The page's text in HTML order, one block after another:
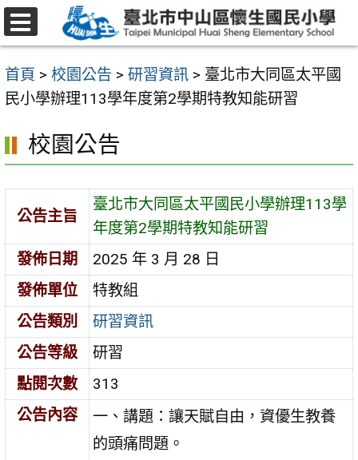
跳
至
要
內
區
首頁 > 校園公告 > 研習資訊 > 臺北市大同區太平國
民小學辦理113學年度第2學期特教知能研習
校園公告
公告主旨
臺北市大同區太平國民小學辦理113學
年度第2學期特教知能研習
發佈日期
2025 年 3 月 28 日
發佈單位
特教組
公告類別
研習資訊
公告等級
研習
點閱次數
313
公告內容
一、講題：讓天賦自由，資優生教養
的頭痛問題。
選
單